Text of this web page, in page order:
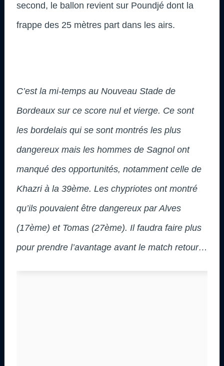
second, le ballon revient sur Poundjé dont la
frappe des 25 mètres part dans les airs.
C’est la mi-temps au Nouveau Stade de
Bordeaux sur ce score nul et vierge. Ce sont
les bordelais qui se sont montrés les plus
dangereux mais les hommes de Sagnol ont
manqué des opportunités, notamment celle de
Khazri à la 39ème. Les chypriotes ont montré
qu’ils pouvaient être dangereux par Alves
(17ème) et Tomas (27ème). Il faudra faire plus
pour prendre l’avantage avant le match retour…